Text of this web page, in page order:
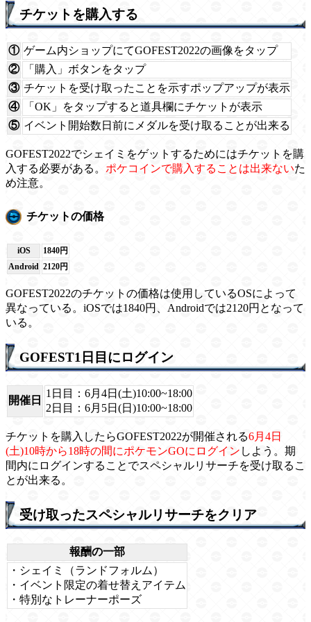
チケットを購入する
① ゲーム内ショップにてGOFEST2022の画像をタップ
②
「購入」ボタンをタップ
③ チケットを受け取ったことを示すポップアップが表示
④
「OK」をタップすると道具欄にチケットが表示
⑤ イベント開始数日前にメダルを受け取ることが出来る
GOFEST2022でシェイミをゲットするためにはチケットを購
入する必要がある。 ポケコインで購入することは出来ないた
め注意。
チケットの価格
iOS
1840円
Android 2120円
GOFEST2022のチケットの価格は使用しているOSによって
異なっている。iOSでは1840円、Androidでは2120円となって
いる。
GOFEST1日目にログイン
開催日
1日目
：6月4日(土)10:00~18:00
2日目
：6月5日(日)10:00~18:00
チケットを購入したらGOFEST2022が開催される6月4日
(土)10時から18時の間にポケモンGOにログイン しよう。期
間内にログインすることでスペシャルリサーチを受け取るこ
とが出来る。
受け取ったスペシャルリサーチをクリア
報酬の一部
・シェイミ（ランドフォルム）
・イベント限定の着せ替えアイテム
・特別なトレーナーポーズ